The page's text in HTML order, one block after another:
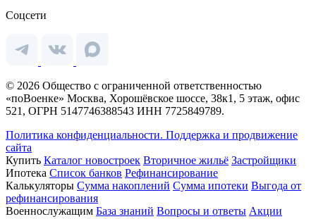
Соцсети
© 2026 Общество с ограниченной ответственностью
«поВоенке» Москва, Хорошёвское шоссе, 38к1, 5 этаж, офис
521, ОГРН 5147746388543 ИНН 7725849789.
Политика конфиденциальности. Поддержка и продвижение
сайта
Купить Каталог новостроек Вторичное жильё Застройщики
Ипотека Список банков Рефинансирование
Калькуляторы Сумма накоплений Сумма ипотеки Выгода от
рефинансирования
Военнослужащим База знаний Вопросы и ответы Акции